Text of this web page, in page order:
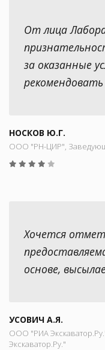
От лица
за оказанные
НОСКОВ Ю.Г.
ООО "РН-ЦИР",
Хочется
основе,
УСОВИЧ А.Я.
ООО "РИА
Экскаватор.Ру."